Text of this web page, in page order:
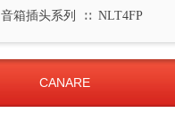
音箱插头系列 ∷ NLT4FP
CANARE